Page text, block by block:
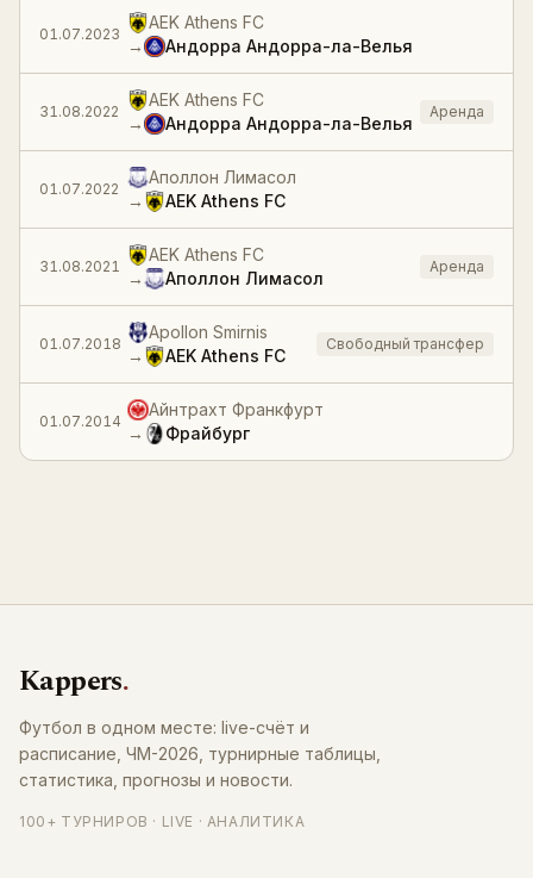
01.07.2023
AEK Athens FC
→
Андорра Андорра-ла-Велья
31.08.2022
AEK Athens FC
→
Андорра Андорра-ла-Велья
Аренда
01.07.2022
Аполлон Лимасол
→
AEK Athens FC
31.08.2021
AEK Athens FC
→
Аполлон Лимасол
Аренда
01.07.2018
Apollon Smirnis
→
AEK Athens FC
Свободный трансфер
01.07.2014
Айнтрахт Франкфурт
→
Фрайбург
Kappers.
Футбол в одном месте: live-счёт и
расписание, ЧМ-2026, турнирные таблицы,
статистика, прогнозы и новости.
100+ ТУРНИРОВ · LIVE · АНАЛИТИКА